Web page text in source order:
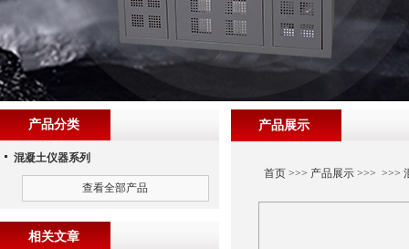
产品展示
首页>>> 产品展示>>> >>>
产品分类
混凝土仪器系列
查看全部产品
相关文章